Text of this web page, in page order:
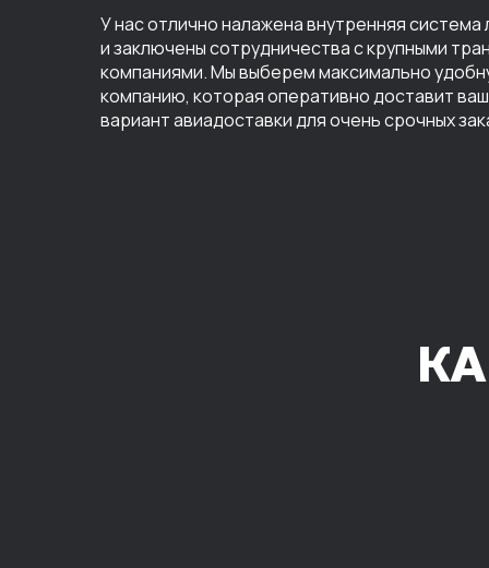
У нас отлично налажена внутренняя система
и заключены сотрудничества с крупными
компаниями. Мы выберем максимально
компанию, которая оперативно доставит ваш
вариант авиадоставки для очень срочных